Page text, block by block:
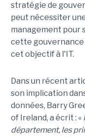
stratégie de
peut nécessiter
management pour
cette gouvernance
cet objectif à l'IT.
Dans un récent
son implication
données, Barry
of Ireland, a écrit : «
département, les